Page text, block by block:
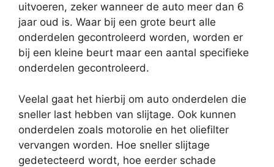
uitvoeren, zeker wanneer de auto meer dan 6
jaar oud is. Waar bij een grote beurt alle
onderdelen gecontroleerd worden, worden er
bij een kleine beurt maar een aantal specifieke
onderdelen gecontroleerd.
Veelal gaat het hierbij om auto onderdelen die
sneller last hebben van slijtage. Ook kunnen
onderdelen zoals motorolie en het oliefilter
vervangen worden. Hoe sneller slijtage
gedetecteerd wordt, hoe eerder schade